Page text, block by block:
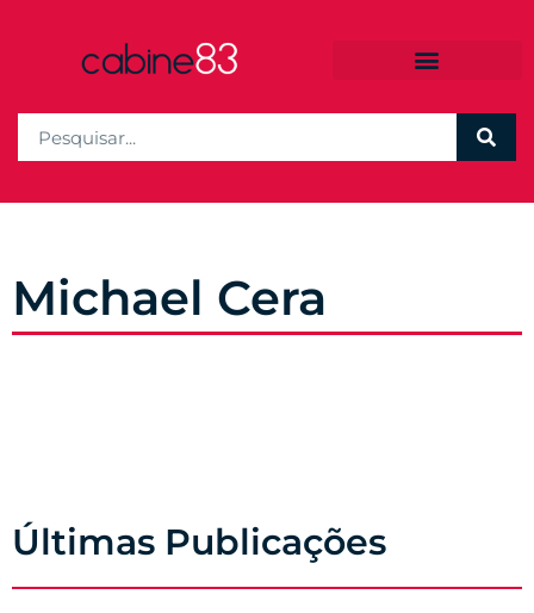
Michael Cera
Últimas Publicações